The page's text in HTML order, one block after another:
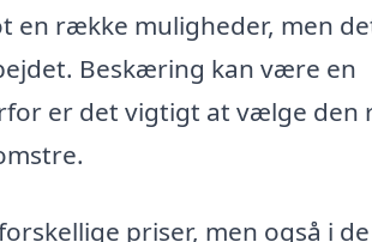
en række muligheder, men
Beskæring kan være en
er det vigtigt at vælge den
priser, men også i de